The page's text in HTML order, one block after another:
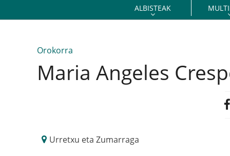
ALBISTEAK
Orokorra
Maria Angeles
Urretxu eta Zumarraga